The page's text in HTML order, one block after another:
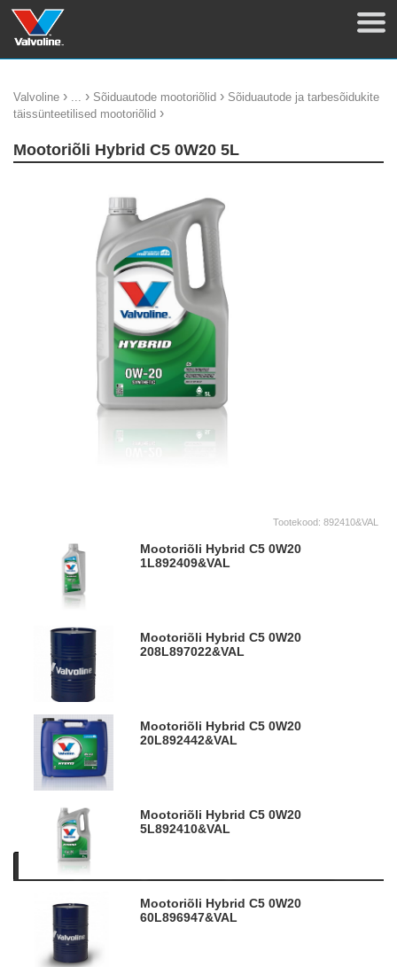
Valvoline › ... › Sõiduautode mootoriõlid › Sõiduautode ja tarbesõidukite
täissünteetilised mootoriõlid ›
Mootoriõli Hybrid C5 0W20 5L
Tootekood: 892410&VAL
Mootoriõli Hybrid C5 0W20
1L892409&VAL
Mootoriõli Hybrid C5 0W20
208L897022&VAL
Mootoriõli Hybrid C5 0W20
20L892442&VAL
Mootoriõli Hybrid C5 0W20
5L892410&VAL
Mootoriõli Hybrid C5 0W20
60L896947&VAL
Kirjeldus Tooteinfo
Kvaliteetne täissünteetiline mootoriõli, mis on spetsiaalselt
välja töötatud hübriidsõidukite jaoks
toode pakub parimat jõudlust ja kaitset kõikides
töötingimustes.